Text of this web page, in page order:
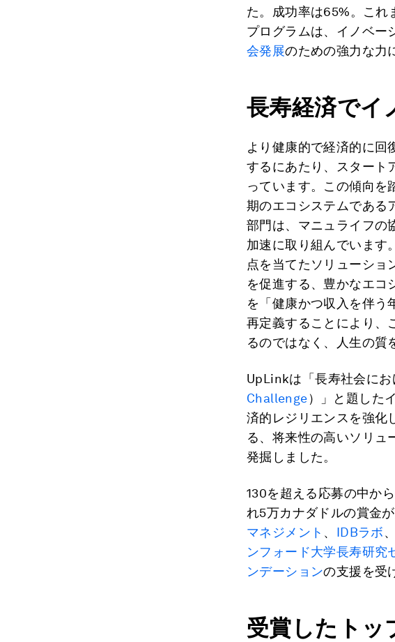
た。成功率は65%。これ
プログラムは、イノベー
会発展のための強力な力
長寿経済でイ
より健康的で経済的に回
するにあたり、スタート
っています。この傾向を
期のエコシステムである
部門は、マニュライフの
加速に取り組んでいます
点を当てたソリューショ
を促進する、豊かなエコ
を「健康かつ収入を伴う
再定義することにより、
るのではなく、人生の質
UpLinkは「長寿社会にお
Challenge）」と題した
済的レジリエンスを強化
る、将来性の高いソリュ
発掘しました。
130を超える応募の中か
れ5万カナダドルの賞金
マネジメント 、 IDBラボ、
ンフォード大学長寿研究
ンデーションの支援を受
受賞したトッ